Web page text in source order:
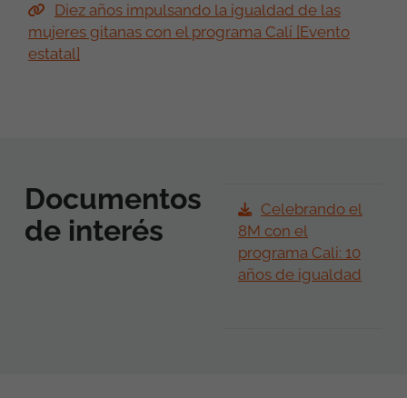
Diez años impulsando la igualdad de las
mujeres gitanas con el programa Calí [Evento
estatal]
Documentos
de interés
Celebrando el
8M con el
programa Cali: 10
años de igualdad